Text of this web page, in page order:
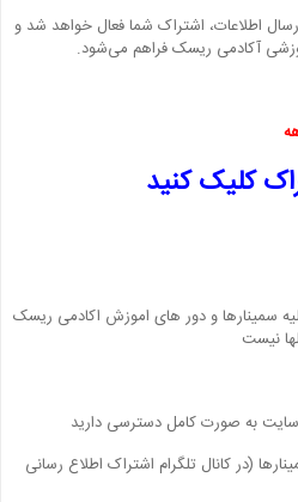
اطلاعات، اشتراک شما فعال خواهد شد و
آکادمی ریسک فراهم می‌شود.
کلیک کنید
سمینارها و دور های اموزش اکادمی ریسک
نیست
به صورت کامل دسترسی دارید
(در کانال تلگرام اشتراک اطلاع رسانی